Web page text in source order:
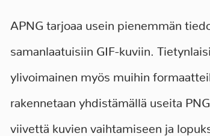
APNG tarjoaa usein pienemmän
samanlaatuisiin GIF-kuviin.
ylivoimainen myös muihin
rakennetaan yhdistämällä useita
viivettä kuvien vaihtamiseen ja
Y-tunnus:
Toimitusjohtaja: